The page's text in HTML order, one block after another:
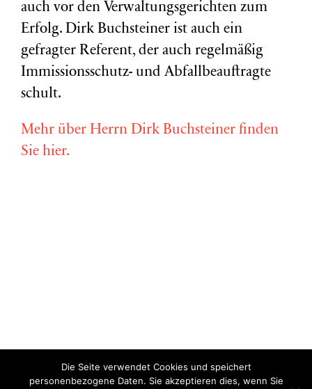
auch vor den Verwaltungsgerichten zum
Erfolg. Dirk Buchsteiner ist auch ein
gefragter Referent, der auch regelmäßig
Immissionsschutz- und Abfallbeauftragte
schult.
Mehr über Herrn Dirk Buchsteiner finden
Sie hier.
Copyright © Miriam Vollmer 2018-2022 |Impressum|Datenschutz
Die Seite verwendet Cookies und speichert
personenbezogene Daten. Sie akzeptieren dies, wenn Sie